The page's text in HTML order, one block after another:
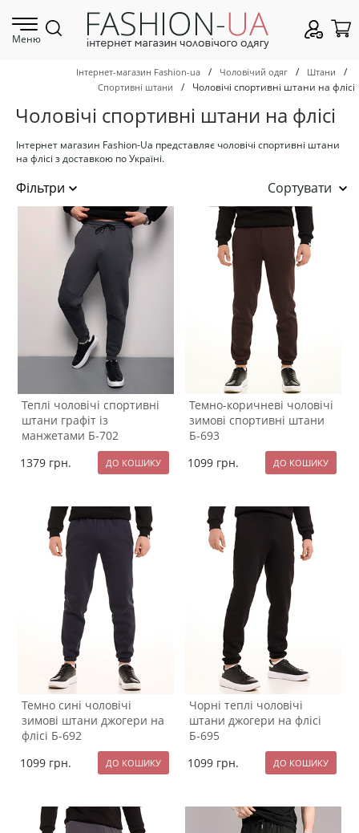
Меню
Інтернет-магазин Fashion-ua / Чоловічий одяг / Штани /
Спортивні штани / Чоловічі спортивні штани на флісі
Чоловічі спортивні штани на флісі
Інтернет магазин Fashion-Ua представляє чоловічі спортивні штани
на флісі з доставкою по Україні.
Сортувати
Теплі чоловічі спортивні
штани графіт із
манжетами Б-702
1379 грн.
Темно-коричневі чоловічі
зимові спортивні штани
Б-693
1099 грн.
Темно сині чоловічі
зимові штани джогери на
флісі Б-692
1099 грн.
Чорні теплі чоловічі
штани джогери на флісі
Б-695
1099 грн.